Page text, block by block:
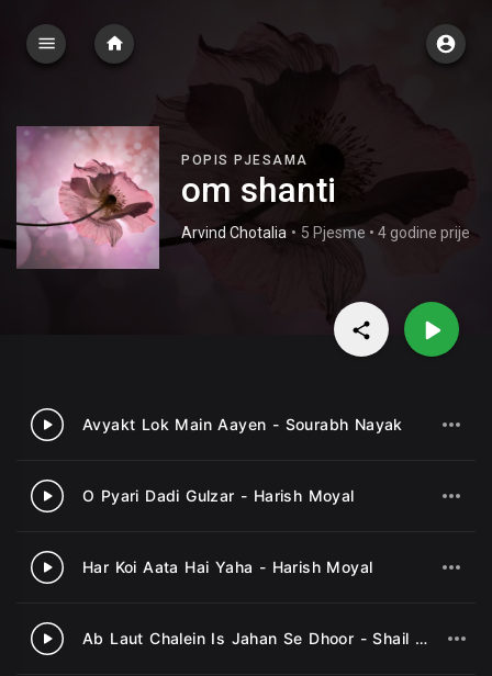
POPIS PJESAMA
om shanti
Arvind Chotalia • 5 Pjesme • 4 godine prije
1 Avyakt Lok Main Aayen - Sourabh Nayak
2 O Pyari Dadi Gulzar - Harish Moyal
3 Har Koi Aata Hai Yaha - Harish Moyal
4 Ab Laut Chalein Is Jahan Se Dhoor - Shail Bhama